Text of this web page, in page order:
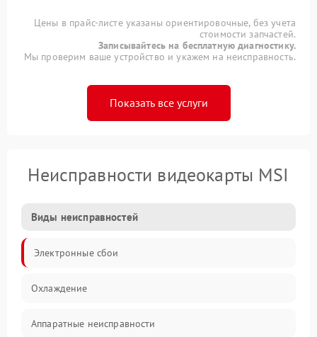
Цены в прайс-листе указаны ориентировочные, без учета
стоимости запчастей.
Записывайтесь на бесплатную диагностику.
Мы проверим ваше устройство и укажем на неисправность.
Показать все услуги
Неисправности видеокарты MSI
Виды неисправностей
Электронные сбои
Охлаждение
Аппаратные неисправности